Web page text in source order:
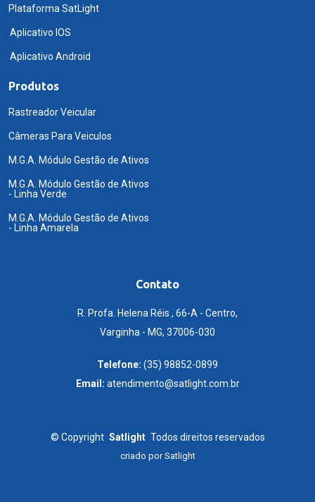
Plataforma SatLight
Aplicativo IOS
Aplicativo Android
Produtos
Rastreador Veicular
Câmeras Para Veiculos
M.G.A. Módulo Gestão de Ativos
M.G.A. Módulo Gestão de Ativos
- Linha Verde
M.G.A. Módulo Gestão de Ativos
- Linha Amarela
Contato
R. Profa. Helena Réis , 66-A - Centro,
Varginha - MG, 37006-030
Telefone: (35) 98852-0899
Email: atendimento@satlight.com.br
© Copyright Satlight Todos direitos reservados
criado porSatlight